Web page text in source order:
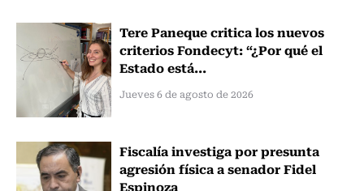
Tere Paneque critica los nuevos
criterios Fondecyt: “¿Por qué el
Estado está...
Jueves 6 de agosto de 2026
Fiscalía investiga por presunta
agresión física a senador Fidel
Espinoza